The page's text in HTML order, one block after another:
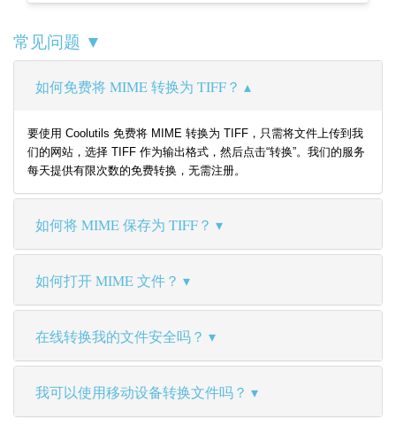
常见问题 ▼
如何免费将 MIME 转换为 TIFF？
要使用 Coolutils 免费将 MIME 转换为 TIFF，只需将文件上传到我
们的网站，选择 TIFF 作为输出格式，然后点击“转换”。我们的服务
每天提供有限次数的免费转换，无需注册。
如何将 MIME 保存为 TIFF？
如何打开 MIME 文件？
在线转换我的文件安全吗？
我可以使用移动设备转换文件吗？